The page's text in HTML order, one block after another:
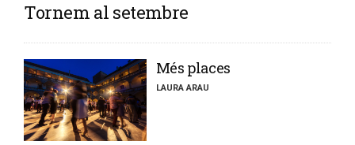
Tornem al setembre
​Més places
LAURA ARAU